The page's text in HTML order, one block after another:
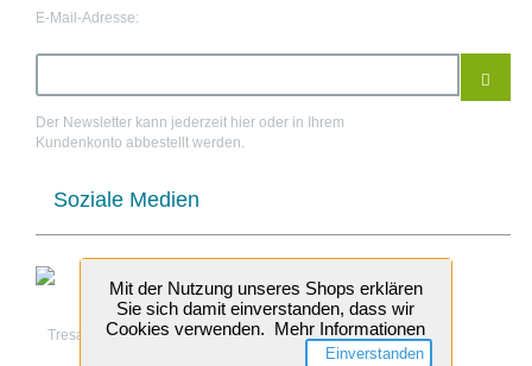
Mit der Nutzung unseres Shops erklären
Sie sich damit einverstanden, dass wir
Cookies verwenden. Mehr Informationen
Einverstanden
E-Mail-Adresse:
Der Newsletter kann jederzeit hier oder in Ihrem
Kundenkonto abbestellt werden.
Soziale Medien
Tresabo Treppenrenovierung © 2026 Tresabo